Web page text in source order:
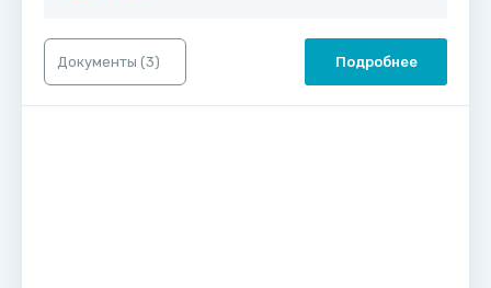
Документы (3) Подробнее